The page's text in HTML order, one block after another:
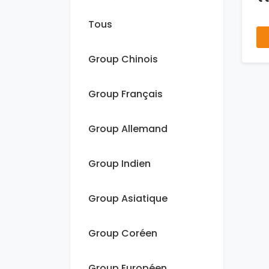
Tous
Group Chinois
Group Français
Group Allemand
Group Indien
Group Asiatique
Group Coréen